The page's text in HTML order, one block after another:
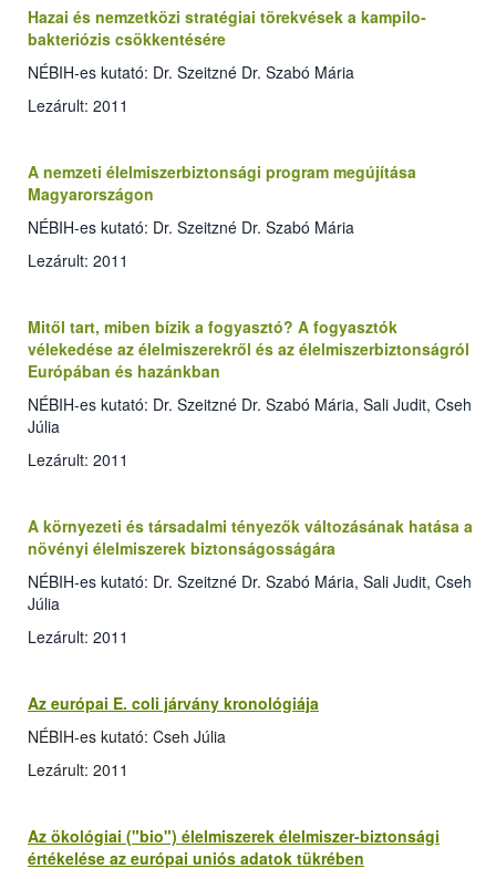
Hazai és nemzetközi stratégiai törekvések a kampilo­
bakteriózis csökkentésére
NÉBIH-es kutató: Dr. Szeitzné Dr. Szabó Mária
Lezárult: 2011
A nemzeti élelmiszerbiztonsági program megújítása
Magyarországon
NÉBIH-es kutató: Dr. Szeitzné Dr. Szabó Mária
Lezárult: 2011
Mitől tart, miben bízik a fogyasztó? A fogyasztók
vélekedése az élelmiszerekről és az élelmiszerbiztonságról
Európában és hazánkban
NÉBIH-es kutató: Dr. Szeitzné Dr. Szabó Mária, Sali Judit, Cseh
Júlia
Lezárult: 2011
A környezeti és társadalmi tényezők változásának hatása a
növényi élelmiszerek biztonságosságára
NÉBIH-es kutató: Dr. Szeitzné Dr. Szabó Mária, Sali Judit, Cseh
Júlia
Lezárult: 2011
Az európai E. coli járvány kronológiája
NÉBIH-es kutató: Cseh Júlia
Lezárult: 2011
Az ökológiai ("bio") élelmiszerek élelmiszer-biztonsági
értékelése az európai uniós adatok tükrében